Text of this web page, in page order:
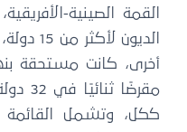
القمة الصينية-
الديون